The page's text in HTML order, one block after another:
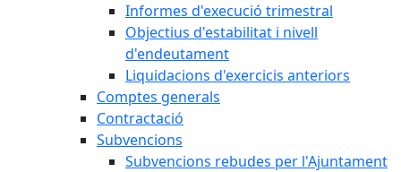
Informes d'execució trimestral
Objectius d'estabilitat i nivell
d'endeutament
Liquidacions d'exercicis anteriors
Comptes generals
Contractació
Subvencions
Subvencions rebudes per l'Ajuntament